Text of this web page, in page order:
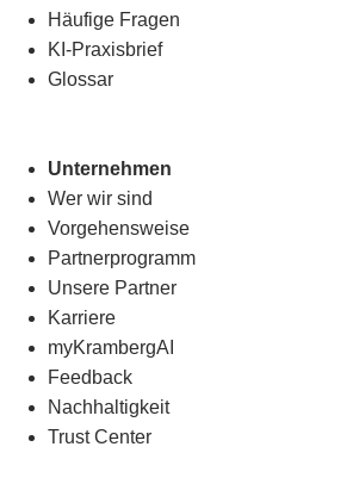
Häufige Fragen
KI-Praxisbrief
Glossar
Unternehmen
Wer wir sind
Vorgehensweise
Partnerprogramm
Unsere Partner
Karriere
myKrambergAI
Feedback
Nachhaltigkeit
Trust Center